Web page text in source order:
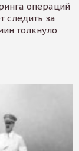
операций
следить за
толкнуло